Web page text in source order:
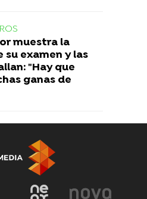
muestra la
su examen y las
"Hay que
ganas de